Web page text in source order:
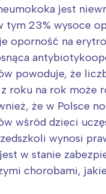
jest
tym 23% wysoce
oporność na
powoduje, że
roku na rok może
że w Polsce
wśród dzieci
wynosi
w stanie
chorobami,